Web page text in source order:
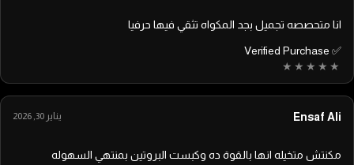
انا متحصصه تجميل بجد المكواه تثقي فيها حرفيا
✅ Verified Purchase
Ensaf Ali يناير 30, 2026
مكنتش متخيله انها بالقوة ده وكبست البروتين بمنتهي السهوله